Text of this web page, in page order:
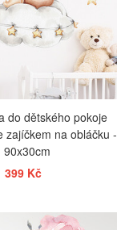
do dětského pokoje
zajíčkem na obláčku -
90x30cm
399 Kč
ZOBRAZIT